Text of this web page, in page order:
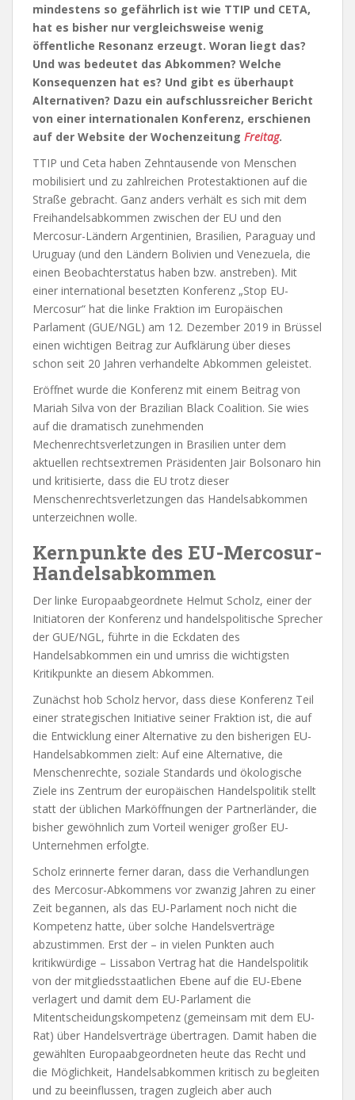
mindestens so gefährlich ist wie TTIP und CETA,
hat es bisher nur vergleichsweise wenig
öffentliche Resonanz erzeugt. Woran liegt das?
Und was bedeutet das Abkommen? Welche
Konsequenzen hat es? Und gibt es überhaupt
Alternativen? Dazu ein aufschlussreicher Bericht
von einer internationalen Konferenz, erschienen
auf der Website der Wochenzeitung Freitag.
TTIP und Ceta haben Zehntausende von Menschen
mobilisiert und zu zahlreichen Protestaktionen auf die
Straße gebracht. Ganz anders verhält es sich mit dem
Freihandelsabkommen zwischen der EU und den
Mercosur-Ländern Argentinien, Brasilien, Paraguay und
Uruguay (und den Ländern Bolivien und Venezuela, die
einen Beobachterstatus haben bzw. anstreben). Mit
einer international besetzten Konferenz „Stop EU-
Mercosur“ hat die linke Fraktion im Europäischen
Parlament (GUE/NGL) am 12. Dezember 2019 in Brüssel
einen wichtigen Beitrag zur Aufklärung über dieses
schon seit 20 Jahren verhandelte Abkommen geleistet.
Eröffnet wurde die Konferenz mit einem Beitrag von
Mariah Silva von der Brazilian Black Coalition. Sie wies
auf die dramatisch zunehmenden
Mechenrechtsverletzungen in Brasilien unter dem
aktuellen rechtsextremen Präsidenten Jair Bolsonaro hin
und kritisierte, dass die EU trotz dieser
Menschenrechtsverletzungen das Handelsabkommen
unterzeichnen wolle.
Kernpunkte des EU-Mercosur-
Handelsabkommen
Der linke Europaabgeordnete Helmut Scholz, einer der
Initiatoren der Konferenz und handelspolitische Sprecher
der GUE/NGL, führte in die Eckdaten des
Handelsabkommen ein und umriss die wichtigsten
Kritikpunkte an diesem Abkommen.
Zunächst hob Scholz hervor, dass diese Konferenz Teil
einer strategischen Initiative seiner Fraktion ist, die auf
die Entwicklung einer Alternative zu den bisherigen EU-
Handelsabkommen zielt: Auf eine Alternative, die
Menschenrechte, soziale Standards und ökologische
Ziele ins Zentrum der europäischen Handelspolitik stellt
statt der üblichen Marköffnungen der Partnerländer, die
bisher gewöhnlich zum Vorteil weniger großer EU-
Unternehmen erfolgte.
Scholz erinnerte ferner daran, dass die Verhandlungen
des Mercosur-Abkommens vor zwanzig Jahren zu einer
Zeit begannen, als das EU-Parlament noch nicht die
Kompetenz hatte, über solche Handelsverträge
abzustimmen. Erst der – in vielen Punkten auch
kritikwürdige – Lissabon Vertrag hat die Handelspolitik
von der mitgliedsstaatlichen Ebene auf die EU-Ebene
verlagert und damit dem EU-Parlament die
Mitentscheidungskompetenz (gemeinsam mit dem EU-
Rat) über Handelsverträge übertragen. Damit haben die
gewählten Europaabgeordneten heute das Recht und
die Möglichkeit, Handelsabkommen kritisch zu begleiten
und zu beeinflussen, tragen zugleich aber auch